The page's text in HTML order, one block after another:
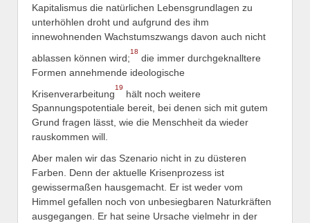
Kapitalismus die natürlichen Lebensgrundlagen zu
unterhöhlen droht und aufgrund des ihm
innewohnenden Wachstumszwangs davon auch nicht
ablassen können wird;
18
die immer durchgeknalltere
Formen annehmende ideologische
Krisenverarbeitung
19
hält noch weitere
Spannungspotentiale bereit, bei denen sich mit gutem
Grund fragen lässt, wie die Menschheit da wieder
rauskommen will.
Aber malen wir das Szenario nicht in zu düsteren
Farben. Denn der aktuelle Krisenprozess ist
gewissermaßen hausgemacht. Er ist weder vom
Himmel gefallen noch von unbesiegbaren Naturkräften
ausgegangen. Er hat seine Ursache vielmehr in der